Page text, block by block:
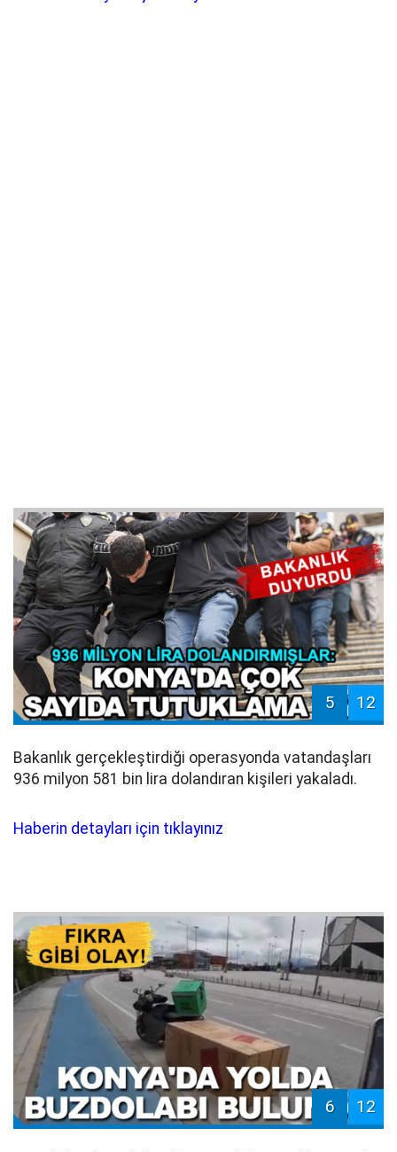
5 12
Bakanlık gerçekleştirdiği operasyonda vatandaşları
936 milyon 581 bin lira dolandıran kişileri yakaladı.
Haberin detayları için tıklayınız
6 12